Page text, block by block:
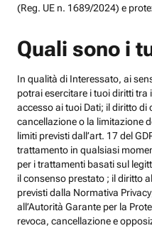
(Reg. UE n. 1689/2024) e
Quali sono i
In qualità di Interessato, ai
potrai esercitare i tuoi diritti
accesso ai tuoi Dati; il diritto di
cancellazione o la limitazione
limiti previsti dall’art. 17 del
trattamento in qualsiasi
per i trattamenti basati sul
il consenso prestato ; il diritto
previsti dalla Normativa
all’Autorità Garante per la
revoca, cancellazione e